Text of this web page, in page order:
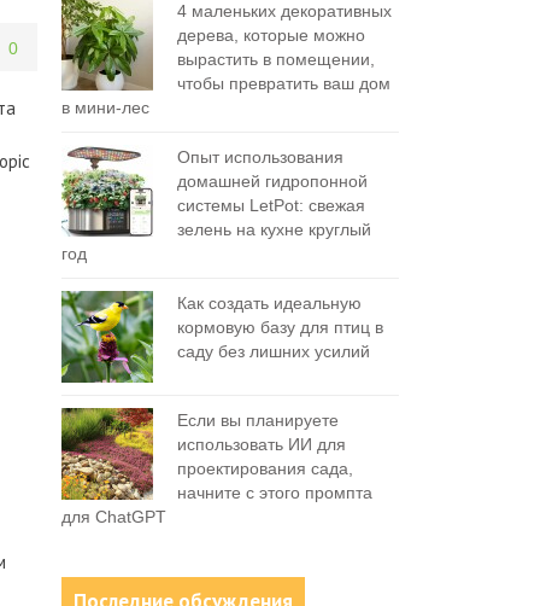
0
4 маленьких декоративных
дерева, которые можно
вырастить в помещении,
чтобы превратить ваш дом
в мини-лес
Опыт использования
домашней гидропонной
системы LetPot: свежая
зелень на кухне круглый
год
Как создать идеальную
кормовую базу для птиц в
саду без лишних усилий
Если вы планируете
использовать ИИ для
проектирования сада,
начните с этого промпта
для ChatGPT